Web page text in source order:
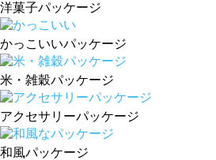
洋菓子パッケージ
かっこいいパッケージ
米・雑穀パッケージ
アクセサリーパッケージ
和風パッケージ